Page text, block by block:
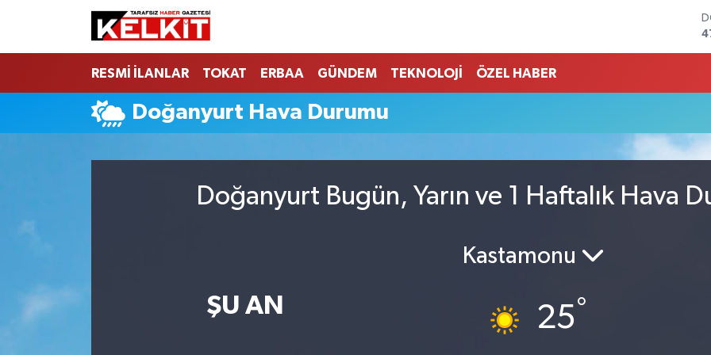
RESMİ İLANLAR TOKAT ERBAA GÜNDEM TEKNOLOJİ ÖZEL HABER
Doğanyurt Hava Durumu
Doğanyurt Bugün, Yarın ve 1 Haftalık Hava
ŞU AN
Kastamonu
25°